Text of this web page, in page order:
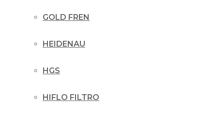
GOLD FREN
HEIDENAU
HGS
HIFLO FILTRO